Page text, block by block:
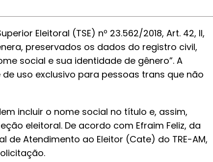
Eleitoral (TSE) nº 23.562/2018, Art. 42, II,
preservados os dados do registro civil,
social e sua identidade de gênero”. A
uso exclusivo para pessoas trans que não
incluir o nome social no título e, assim,
eleitoral. De acordo com Efraim Feliz, da
de Atendimento ao Eleitor (Cate) do TRE-AM,